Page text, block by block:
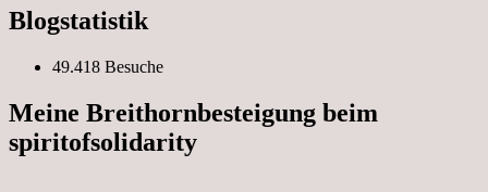
Blogstatistik
49.418 Besuche
Meine Breithornbesteigung beim
spiritofsolidarity